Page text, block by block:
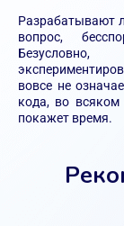
Разрабатывают
вопрос,
вовсе не
кода, во всяком
покажет время.